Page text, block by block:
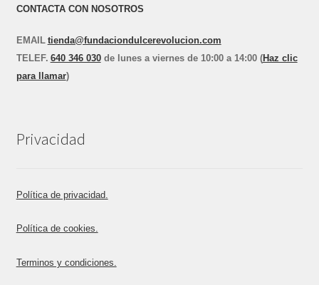
CONTACTA CON NOSOTROS
EMAIL tienda@fundaciondulcerevolucion.com
TELE F. 640 346 030de lunes a viernes de 10:00 a 14:00 (Haz clic
para llamar)
Privacidad
Política de privacidad.
Política de cookies.
Terminos y condiciones.